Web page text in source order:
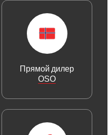
Прямой дилер
OSO